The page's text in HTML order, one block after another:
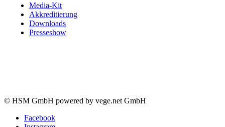
Media-Kit
Akkreditierung
Downloads
Presseshow
© HSM GmbH powered by vege.net GmbH
Facebook